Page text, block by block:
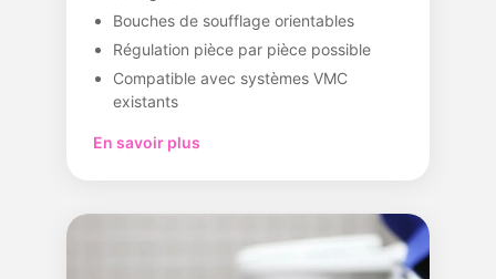
Bouches de soufflage orientables
Régulation pièce par pièce possible
Compatible avec systèmes VMC
existants
En savoir plus